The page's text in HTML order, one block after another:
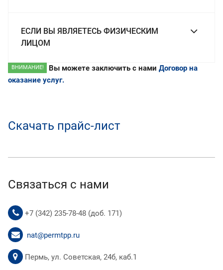
ЕСЛИ ВЫ ЯВЛЯЕТЕСЬ ФИЗИЧЕСКИМ
ЛИЦОМ
ВНИМАНИЕ! Вы можете заключить с намиДоговор на
оказание услуг.
Скачать прайс-лист
Связаться с нами
+7 (342) 235-78-48 (доб. 171)
nat@permtpp.ru
Пермь, ул. Советская, 24б, каб.1